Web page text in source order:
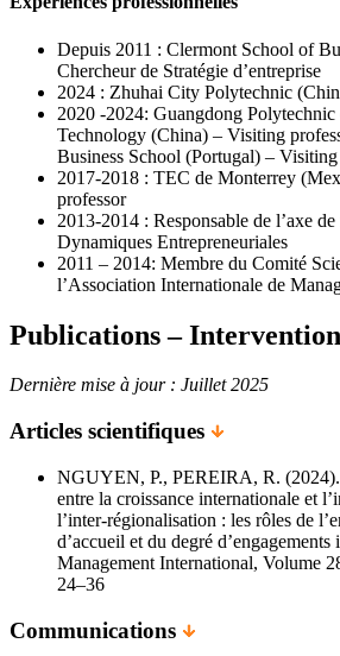
Depuis 2011 : Clermont School of
Chercheur de Stratégie d’entreprise
2024 : Zhuhai City Polytechnic
2020 -2024: Guangdong Polytechnic
Technology (China) – Visiting
Business School (Portugal) –
2017-2018 : TEC de Monterrey
professor
2013-2014 : Responsable de l’axe de
Dynamiques Entrepreneuriales
2011 – 2014: Membre du Comité
l’Association Internationale de
Publications –
Dernière mise à jour : Juillet 2025
Articles scientifiques
NGUYEN, P., PEREIRA, R.
entre la croissance internationale et
l’inter-régionalisation : les rôles de
d’accueil et du degré d’engagements
Management International, Volume
24–36
Communications